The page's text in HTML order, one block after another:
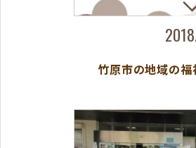
竹原市の地域の